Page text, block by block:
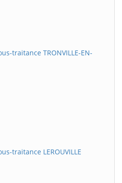
traitance TRONVILLE-EN-
traitance LEROUVILLE